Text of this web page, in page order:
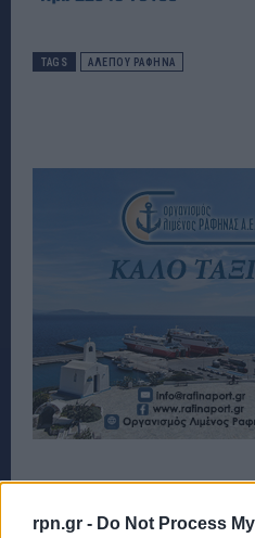
rpn.gr - Do Not Process
TAGS ΑΛΕΠΟΥ ΡΑΦΗΝΑ